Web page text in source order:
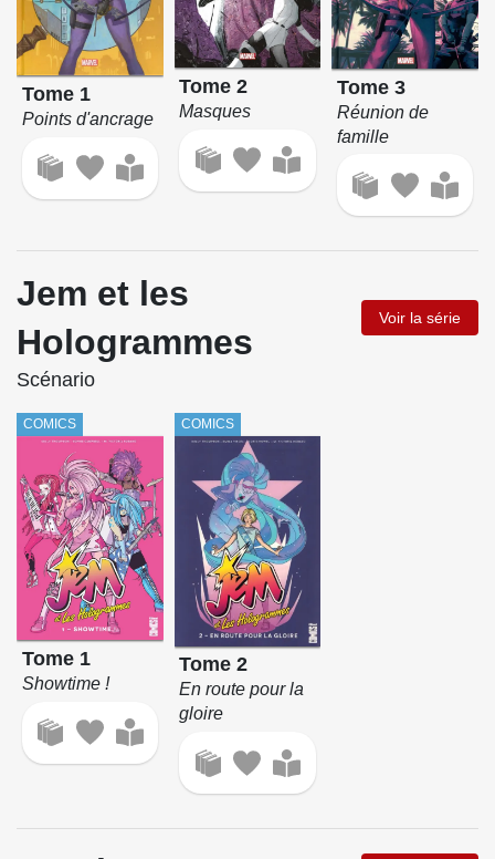
Tome 1
Points d'ancrage
Tome 2
Masques
Tome 3
Réunion de
famille
Jem et les
Hologrammes
Voir la série
Scénario
COMICS
Tome 1
Showtime !
COMICS
Tome 2
En route pour la
gloire